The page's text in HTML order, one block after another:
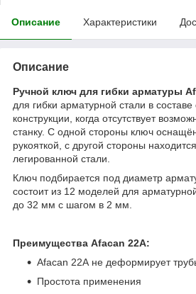
Описание Характеристики
Описание
Ручной ключ для гибки арматуры
для гибки арматурной стали в
конструкции, когда отсутствует
станку. С одной стороны ключ
рукояткой, с другой стороны
легированной стали.
Ключ подбирается под диаметр
состоит из 12 моделей для
до 32 мм с шагом в 2 мм.
Преимущества Afacan 22А:
Afacan 22А не деформирует
Простота применения